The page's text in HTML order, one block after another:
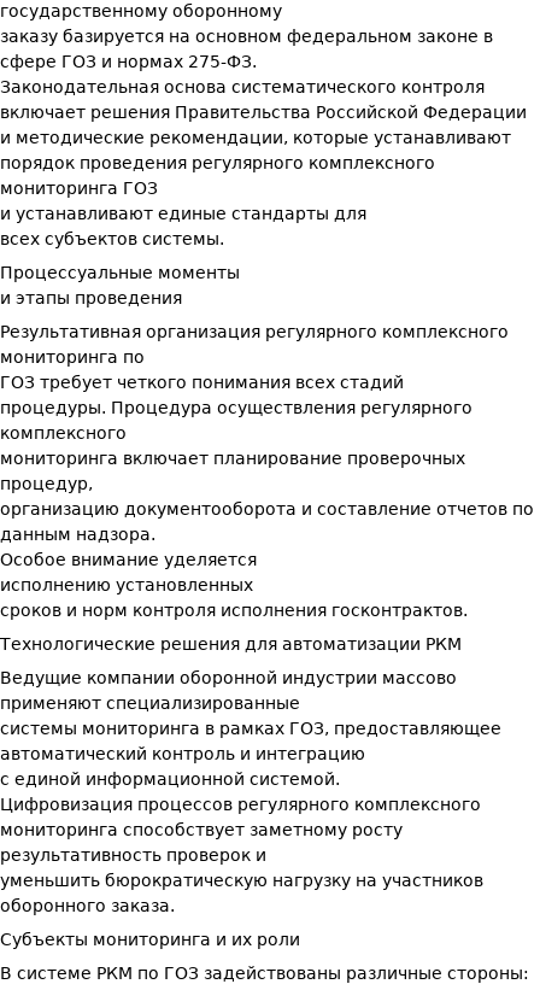
государственному оборонному
заказу базируется на основном федеральном законе в
сфере ГОЗ и нормах 275-ФЗ.
Законодательная основа систематического контроля
включает решения Правительства Российской Федерации
и методические рекомендации, которые устанавливают
порядок проведения регулярного комплексного
мониторинга ГОЗ
и устанавливают единые стандарты для
всех субъектов системы.
Процессуальные моменты
и этапы проведения
Результативная организация регулярного комплексного
мониторинга по
ГОЗ требует четкого понимания всех стадий
процедуры. Процедура осуществления регулярного
комплексного
мониторинга включает планирование проверочных
процедур,
организацию документооборота и составление отчетов по
данным надзора.
Особое внимание уделяется
исполнению установленных
сроков и норм контроля исполнения госконтрактов.
Технологические решения для автоматизации РКМ
Ведущие компании оборонной индустрии массово
применяют специализированные
системы мониторинга в рамках ГОЗ, предоставляющее
автоматический контроль и интеграцию
с единой информационной системой.
Цифровизация процессов регулярного комплексного
мониторинга способствует заметному росту
результативность проверок и
уменьшить бюрократическую нагрузку на участников
оборонного заказа.
Субъекты мониторинга и их роли
В системе РКМ по ГОЗ задействованы различные стороны: